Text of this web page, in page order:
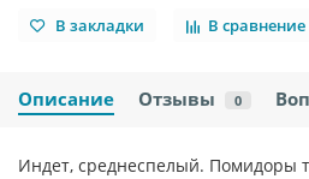
В закладки В сравнение
Описание Отзывы 0
Индет, среднеспелый. Помидоры